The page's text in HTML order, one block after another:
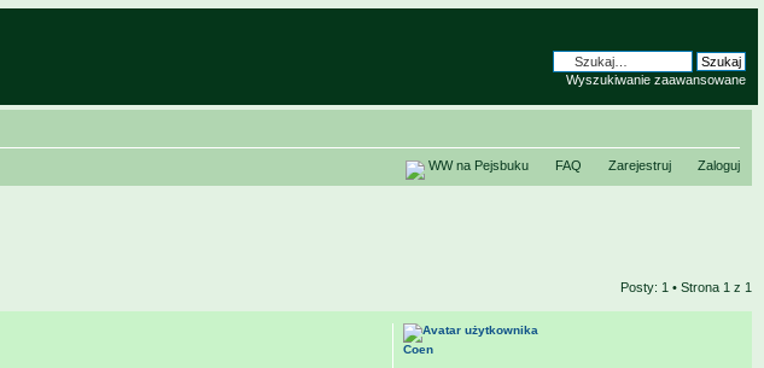
Wyszukiwanie zaawansowane
WW na Pejsbuku FAQ Zarejestruj Zaloguj
Posty: 1 • Strona 1 z 1
Coen